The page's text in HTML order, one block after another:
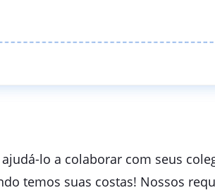
lo a colaborar com seus
temos suas costas! Nossos